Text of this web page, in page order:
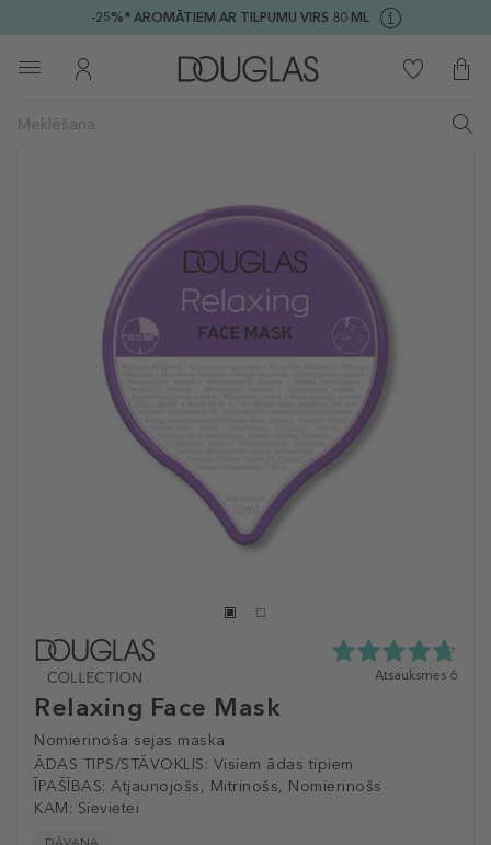
-25%* AROMĀTIEM AR TILPUMU VIRS 80 ML
Relaxing Face Mask
Nomierinoša sejas maska
ĀDAS TIPS/STĀVOKLIS: Visiem ādas tipiem
ĪPAŠĪBAS: Atjaunojošs, Mitrinošs, Nomierinošs
KAM: Sievietei
4.7
atsauksmēm
Atsauksmes 6